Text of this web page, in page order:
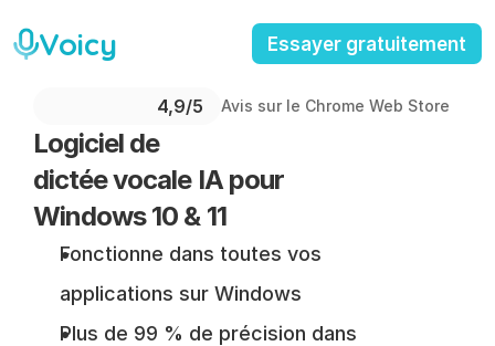
Voicy Essayer gratuitement
4,9/5 Avis sur le Chrome Web Store
Logiciel de
dictée vocale IA pour
Windows 10 & 11
Fonctionne dans toutes vos
applications sur Windows
Plus de 99 % de précision dans